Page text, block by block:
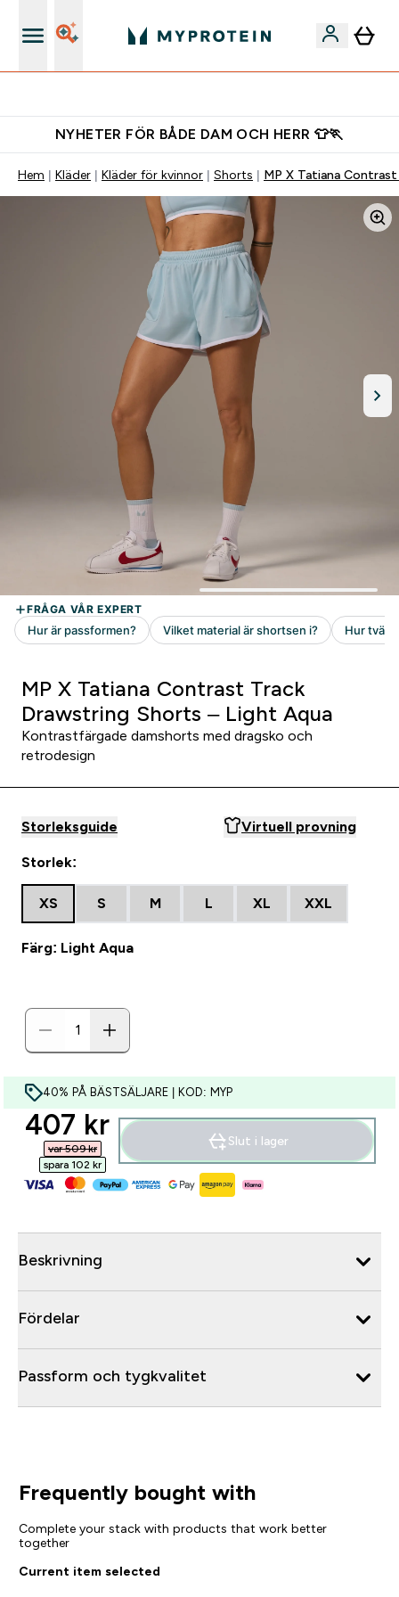
NYHETER FÖR BÅDE DAM OCH HERR 👕🏃
Hem Kläder Kläder för kvinnor Shorts MP X Tatiana
MP X Tatiana Contrast Track
Drawstring Shorts – Light Aqua
Kontrastfärgade damshorts med dragsko och
retrodesign
Storleksguide Virtuell provning
Storlek:
XS S M L XL XXL
Färg: Light Aqua
40% PÅ BÄSTSÄLJARE | KOD: MYP
discounted price
407 kr‎
var 509 kr‎
spara 102 kr‎
Slut i lager
Beskrivning
Fördelar
Passform och tygkvalitet
Frequently bought with
Complete your stack with products that work better
together
Current item selected